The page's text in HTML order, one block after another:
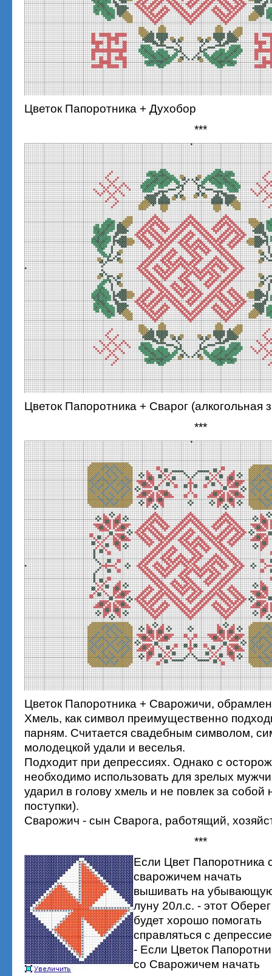
Цветок Папоротника + Духобор
***
Цветок Папоротника + Сварог (алкогольная
***
Цветок Папоротника + Сварожичи,
Хмель, как символ преимущественно
парням. Считается свадебным символом,
молодецкой удали и веселья.
Подходит при депрессиях. Однако с
необходимо использовать для зрелых
ударил в голову хмель и не повлек за
поступки).
Сварожич - сын Сварога, работящий,
***
Если Цвет Папоротника
сварожичем начать
вышивать на
луну 20л.с. - этот Оберег
будет хорошо помогать
справляться с
- Если Цветок
со Сварожичем начать